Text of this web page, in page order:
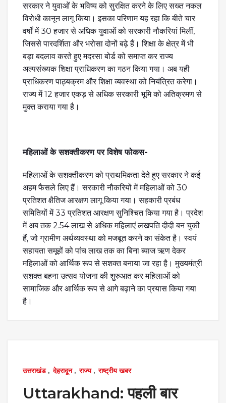
सरकार ने युवाओं के भविष्य को सुरक्षित करने के लिए सख्त नकल
विरोधी कानून लागू किया। इसका परिणाम यह रहा कि बीते चार
वर्षों में 30 हजार से अधिक युवाओं को सरकारी नौकरियां मिलीं,
जिससे पारदर्शिता और भरोसा दोनों बढ़े हैं। शिक्षा के क्षेत्र में भी
बड़ा बदलाव करते हुए मदरसा बोर्ड को समाप्त कर राज्य
अल्पसंख्यक शिक्षा प्राधिकरण का गठन किया गया। अब यही
प्राधिकरण पाठ्यक्रम और शिक्षा व्यवस्था को नियंत्रित करेगा।
राज्य में 12 हजार एकड़ से अधिक सरकारी भूमि को अतिक्रमण से
मुक्त कराया गया है।
महिलाओं के सशक्तीकरण पर विशेष फोकस-
महिलाओं के सशक्तीकरण को प्राथमिकता देते हुए सरकार ने कई
अहम फैसले लिए हैं। सरकारी नौकरियों में महिलाओं को 30
प्रतिशत क्षैतिज आरक्षण लागू किया गया। सहकारी प्रबंध
समितियों में 33 प्रतिशत आरक्षण सुनिश्चित किया गया है। प्रदेश
में अब तक 2.54 लाख से अधिक महिलाएं लखपति दीदी बन चुकी
हैं, जो ग्रामीण अर्थव्यवस्था को मजबूत करने का संकेत है। स्वयं
सहायता समूहों को पांच लाख तक का बिना ब्याज ऋण देकर
महिलाओं को आर्थिक रूप से सशक्त बनाया जा रहा है। मुख्यमंत्री
सशक्त बहना उत्सव योजना की शुरुआत कर महिलाओं को
सामाजिक और आर्थिक रूप से आगे बढ़ाने का प्रयास किया गया
है।
उत्तराखंड, देहरादून, राज्य, राष्ट्रीय खबर
Uttarakhand: पहली बार